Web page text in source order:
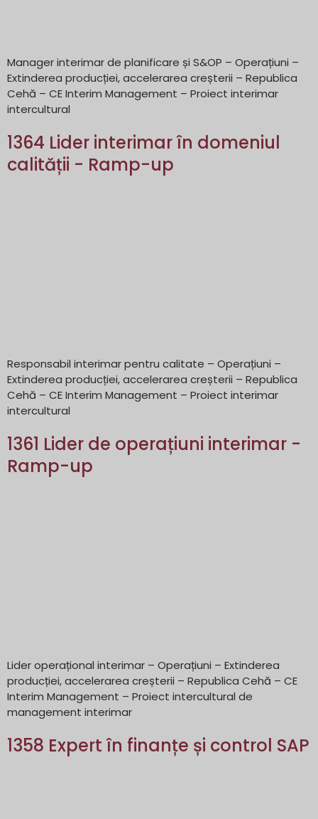
Manager interimar de planificare și S&OP – Operațiuni –
Extinderea producției, accelerarea creșterii – Republica
Cehă – CE Interim Management – Proiect interimar
intercultural
1364 Lider interimar în domeniul
calității - Ramp-up
Responsabil interimar pentru calitate – Operațiuni –
Extinderea producției, accelerarea creșterii – Republica
Cehă – CE Interim Management – Proiect interimar
intercultural
1361 Lider de operațiuni interimar -
Ramp-up
Lider operațional interimar – Operațiuni – Extinderea
producției, accelerarea creșterii – Republica Cehă – CE
Interim Management – Proiect intercultural de
management interimar
1358 Expert în finanțe și control SAP